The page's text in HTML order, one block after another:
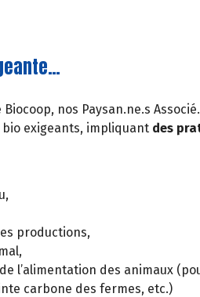
nos Paysan.ne.s
exigeants, impliquant des
productions,
l’alimentation des animaux
carbone des fermes, etc.)